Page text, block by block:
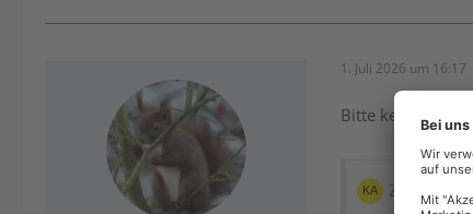
1. Juli 2026 um 16:17
Bitte keine Links
Zitat von